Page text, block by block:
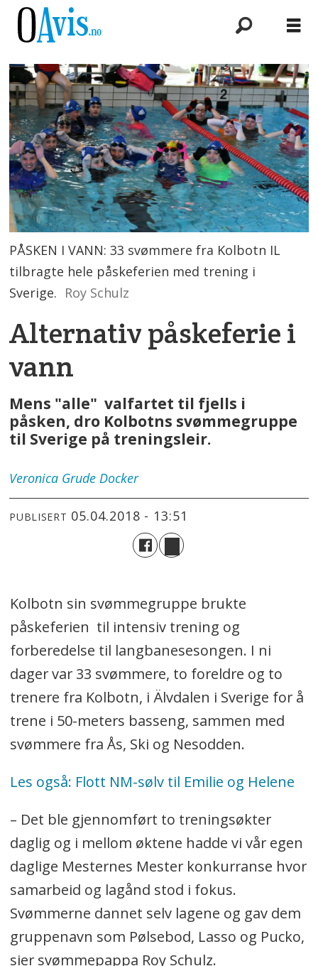
PÅSKEN I VANN: 33 svømmere fra Kolbotn IL
tilbragte hele påskeferien med trening i
Sverige. Roy Schulz
Alternativ påskeferie i
vann
Mens "alle" valfartet til fjells i
påsken, dro Kolbotns svømmegruppe
til Sverige på treningsleir.
Veronica Grude Docker
PUBLISERT 05.04.2018 - 13:51
Kolbotn sin svømmegruppe brukte
påskeferien til intensiv trening og
forberedelse til langbanesesongen. I ni
dager var 33 svømmere, to foreldre og to
trenere fra Kolbotn, i Älvdalen i Sverige for å
trene i 50-meters basseng, sammen med
svømmere fra Ås, Ski og Nesodden.
Les også: Flott NM-sølv til Emilie og Helene
– Det ble gjennomført to treningsøkter
daglig og i mellom øktene hadde vi vår egen
daglige Mesternes Mester konkurranse hvor
samarbeid og lagånd stod i fokus.
Svømmerne dannet selv lagene og gav dem
gruppenavn som Pølsebod, Lasso og Pucko,
sier svømmepappa Roy Schulz.